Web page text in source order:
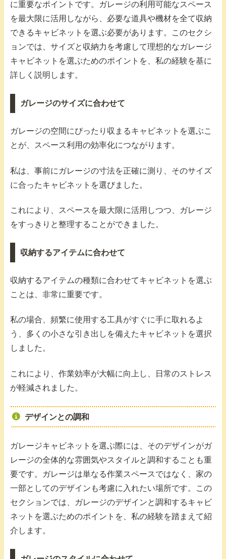
に重要なポイントです。ガレージの利用可能なスペース
を最大限に活用しながら、必要な道具や機材を全て収納
できるキャビネットを選ぶ必要があります。このセクシ
ョンでは、サイズと収納力を考慮して理想的なガレージ
キャビネットを選ぶためのポイントを、私の経験を基に
詳しく説明します。
ガレージのサイズに合わせて
ガレージの空間にぴったり収まるキャビネットを選ぶこ
とが、スペース利用の効率化につながります。
私は、事前にガレージの寸法を正確に測り、そのサイズ
に合ったキャビネットを選びました。
これにより、スペースを最大限に活用しつつ、ガレージ
をすっきりと整理することができました。
収納するアイテムに合わせて
収納するアイテムの種類に合わせてキャビネットを選ぶ
ことは、非常に重要です。
私の場合、頻繁に使用する工具がすぐに手に取れるよ
う、多くの小さな引き出しを備えたキャビネットを選択
しました。
これにより、作業効率が大幅に向上し、日常のストレス
が軽減されました。
デザインとの調和
ガレージキャビネットを選ぶ際には、そのデザインがガ
レージの全体的な雰囲気やスタイルと調和することも重
要です。ガレージは単なる作業スペースではなく、家の
一部としてのデザインも考慮に入れたい場所です。この
セクションでは、ガレージのデザインと調和するキャビ
ネットを選ぶためのポイントを、私の経験を踏まえて紹
介します。